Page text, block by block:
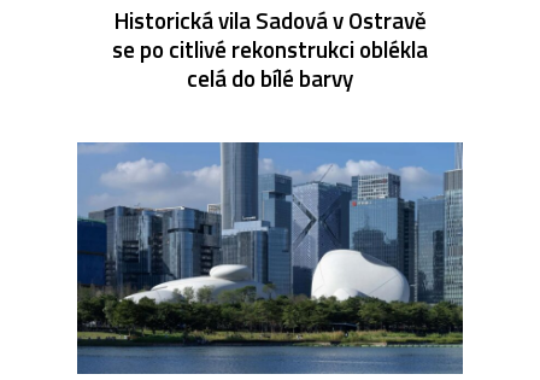
Historická vila Sadová v Ostravě
se po citlivé rekonstrukci oblékla
celá do bílé barvy